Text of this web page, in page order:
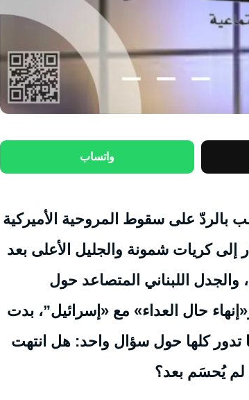
واتساب
بالردّ على سقوط المروحية الأميركية
إلى كريات شمونة والجليل الأعلى بعد
والجدل اللبناني المتصاعد حول
حال العداء» مع «إسرائيل”، بدت
تدور كلها حول سؤال واحد: هل انتهت
لم يُحسَم بعد؟